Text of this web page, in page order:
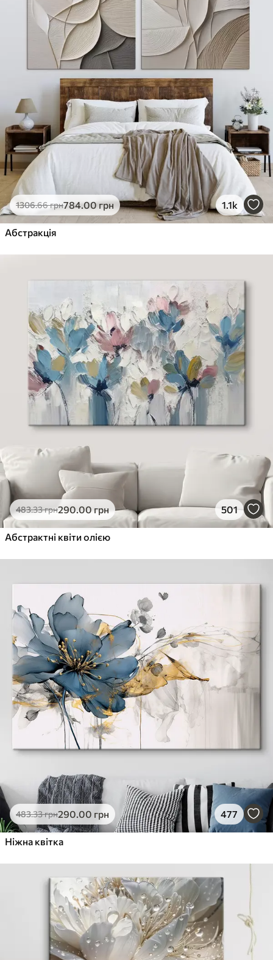
1306.66грн784.00грн 1.1k
Абстракція
483.33грн290.00грн 501
Абстрактні квіти олією
483.33грн290.00 грн 477
Ніжна квітка